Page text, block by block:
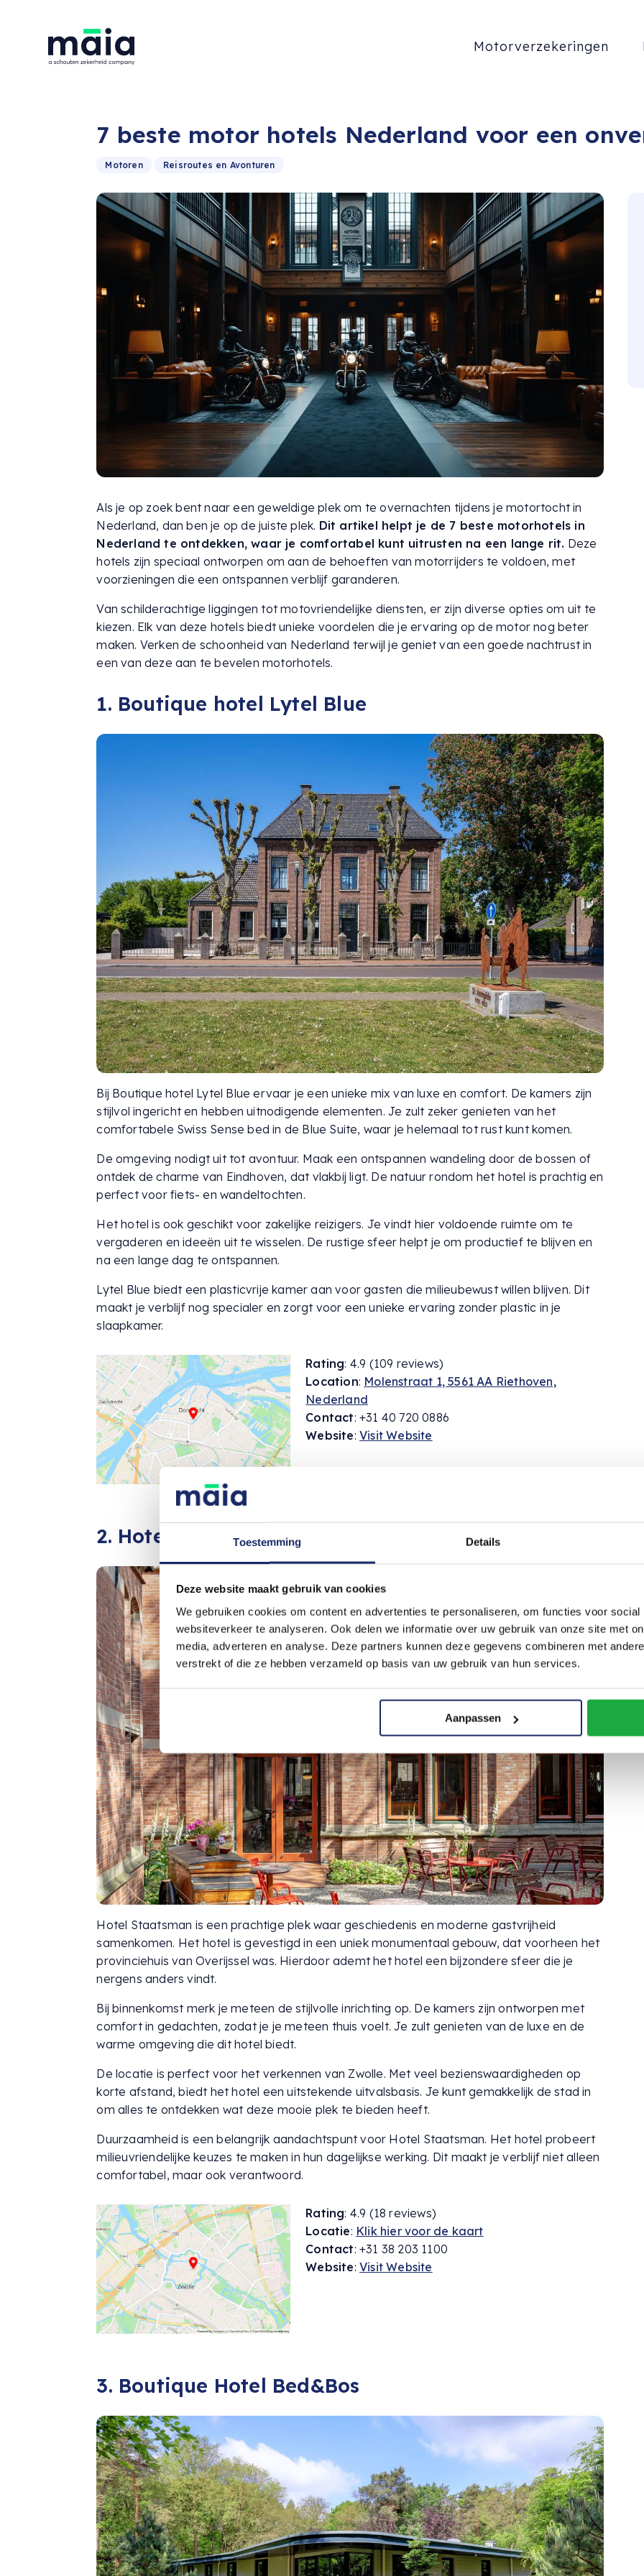
Toestemming Details
Deze website maakt gebruik van cookies
We gebruiken cookies om content en advertenties te personaliseren, om functies voor
websiteverkeer te analyseren. Ook delen we informatie over uw gebruik van onze site met
media, adverteren en analyse. Deze partners kunnen deze gegevens combineren met
verstrekt of die ze hebben verzameld op basis van uw gebruik van hun services.
Aanpassen
Motorverzekeringen
7 beste motor hotels Nederland voor een
Motoren Reisroutes en Avonturen
Als je op zoek bent naar een geweldige plek om te overnachten tijdens je motortocht in
Nederland, dan ben je op de juiste plek. Dit artikel helpt je de 7 beste motorhotels in
Nederland te ontdekken, waar je comfortabel kunt uitrusten na een lange rit. Deze
hotels zijn speciaal ontworpen om aan de behoeften van motorrijders te voldoen, met
voorzieningen die een ontspannen verblijf garanderen.
Van schilderachtige liggingen tot motovriendelijke diensten, er zijn diverse opties om uit te
kiezen. Elk van deze hotels biedt unieke voordelen die je ervaring op de motor nog beter
maken. Verken de schoonheid van Nederland terwijl je geniet van een goede nachtrust in
een van deze aan te bevelen motorhotels.
1. Boutique hotel Lytel Blue
Bij Boutique hotel Lytel Blue ervaar je een unieke mix van luxe en comfort. De kamers zijn
stijlvol ingericht en hebben uitnodigende elementen. Je zult zeker genieten van het
comfortabele Swiss Sense bed in de Blue Suite, waar je helemaal tot rust kunt komen.
De omgeving nodigt uit tot avontuur. Maak een ontspannen wandeling door de bossen of
ontdek de charme van Eindhoven, dat vlakbij ligt. De natuur rondom het hotel is prachtig en
perfect voor fiets- en wandeltochten.
Het hotel is ook geschikt voor zakelijke reizigers. Je vindt hier voldoende ruimte om te
vergaderen en ideeën uit te wisselen. De rustige sfeer helpt je om productief te blijven en
na een lange dag te ontspannen.
Lytel Blue biedt een plasticvrije kamer aan voor gasten die milieubewust willen blijven. Dit
maakt je verblijf nog specialer en zorgt voor een unieke ervaring zonder plastic in je
slaapkamer.
Rating: 4.9 (109 reviews)
Location: Molenstraat 1, 5561 AA Riethoven,
Nederland
Contact: +31 40 720 0886
Website:Visit Website
2. Hotel Staatsman
Hotel Staatsman is een prachtige plek waar geschiedenis en moderne gastvrijheid
samenkomen. Het hotel is gevestigd in een uniek monumentaal gebouw, dat voorheen het
provinciehuis van Overijssel was. Hierdoor ademt het hotel een bijzondere sfeer die je
nergens anders vindt.
Bij binnenkomst merk je meteen de stijlvolle inrichting op. De kamers zijn ontworpen met
comfort in gedachten, zodat je je meteen thuis voelt. Je zult genieten van de luxe en de
warme omgeving die dit hotel biedt.
De locatie is perfect voor het verkennen van Zwolle. Met veel bezienswaardigheden op
korte afstand, biedt het hotel een uitstekende uitvalsbasis. Je kunt gemakkelijk de stad in
om alles te ontdekken wat deze mooie plek te bieden heeft.
Duurzaamheid is een belangrijk aandachtspunt voor Hotel Staatsman. Het hotel probeert
milieuvriendelijke keuzes te maken in hun dagelijkse werking. Dit maakt je verblijf niet alleen
comfortabel, maar ook verantwoord.
Rating: 4.9 (18 reviews)
Locatie: Klik hier voor de kaart
Contact: +31 38 203 1100
Website:Visit Website
3. Boutique Hotel Bed&Bos